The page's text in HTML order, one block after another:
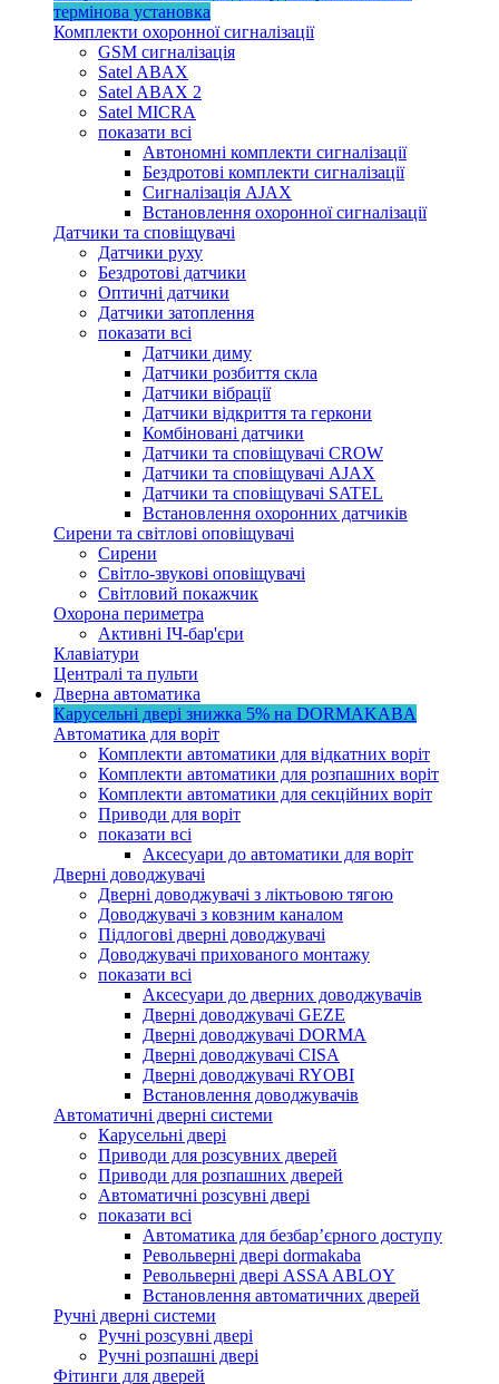
термінова установка
Комплекти охоронної сигналізації
GSM сигналізація
Satel ABAX
Satel ABAX 2
Satel MICRA
показати всі
Автономні комплекти сигналізації
Бездротові комплекти сигналізації
Сигналізація AJAX
Встановлення охоронної сигналізації
Датчики та сповіщувачі
Датчики руху
Бездротові датчики
Оптичні датчики
Датчики затоплення
показати всі
Датчики диму
Датчики розбиття скла
Датчики вібрації
Датчики відкриття та геркони
Комбіновані датчики
Датчики та сповіщувачі CROW
Датчики та сповіщувачі AJAX
Датчики та сповіщувачі SATEL
Встановлення охоронних датчиків
Сирени та світлові оповіщувачі
Сирени
Світло-звукові оповіщувачі
Світловий покажчик
Охорона периметра
Активні ІЧ-бар'єри
Клавіатури
Централі та пульти
Дверна автоматика
Карусельні двері знижка 5% на DORMAKABA
Автоматика для воріт
Комплекти автоматики для відкатних воріт
Комплекти автоматики для розпашних воріт
Комплекти автоматики для секційних воріт
Приводи для воріт
показати всі
Аксесуари до автоматики для воріт
Дверні доводжувачі
Дверні доводжувачі з ліктьовою тягою
Доводжувачі з ковзним каналом
Підлогові дверні доводжувачі
Доводжувачі прихованого монтажу
показати всі
Аксесуари до дверних доводжувачів
Дверні доводжувачі GEZE
Дверні доводжувачі DORMA
Дверні доводжувачі CISA
Дверні доводжувачі RYOBI
Встановлення доводжувачів
Автоматичні дверні системи
Карусельні двері
Приводи для розсувних дверей
Приводи для розпашних дверей
Автоматичні розсувні двері
показати всі
Автоматика для безбар’єрного доступу
Револьверні двері dormakaba
Револьверні двері ASSA ABLOY
Встановлення автоматичних дверей
Ручні дверні системи
Ручні розсувні двері
Ручні розпашні двері
Фітинги для дверей